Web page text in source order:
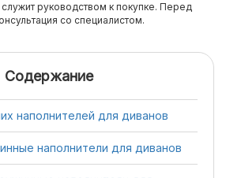
руководством к покупке. Перед
со специалистом.
Содержание
наполнителей для диванов
наполнители для диванов